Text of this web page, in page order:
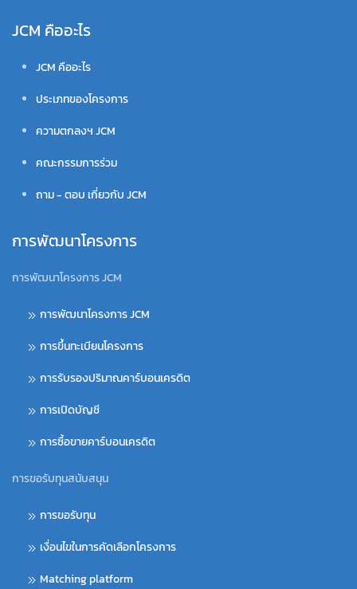
JCM คืออะไร
JCM คืออะไร
ประเภทของโครงการ
ความตกลงฯ JCM
คณะกรรมการร่วม
ถาม - ตอบ เกี่ยวกับ JCM
การพัฒนาโครงการ
การพัฒนาโครงการ JCM
การพัฒนาโครงการ JCM
การขึ้นทะเบียนโครงการ
การรับรองปริมาณคาร์บอนเครดิต
การเปิดบัญชี
การซื้อขายคาร์บอนเครดิต
การขอรับทุนสนับสนุน
การขอรับทุน
เงื่อนไขในการคัดเลือกโครงการ
Matching platform